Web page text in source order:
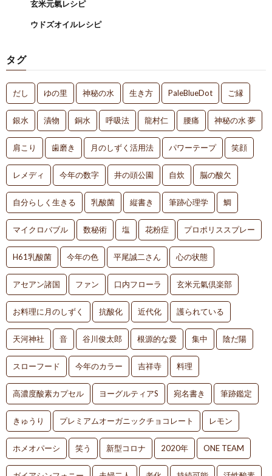
玄米元氣レシピ
ウドズオイルレシピ
タグ
だし ゆの里 神秘の水 生き方 PaleBlueDot ご縁
銀水 漬物 銅水 呼吸法 龍村仁 腰痛 神秘の水 夢
肩こり 歯磨き 月のしずく活用法 パワーテープ 笑顔
レメディ 今年の数字 井の頭公園 自炊 脳の酸欠
自分らしく生きる 乳酸菌 縦書き 筆跡心理学 鯛
マイクロバブル 数秘術 塩 花粉症 プロポリススプレー
H61乳酸菌 今年の色 平尾誠二さん 心の状態
アセアン諸国 ファン 口内フローラ 玄米元氣倶楽部
お料理に月のしずく 抗酸化 近代化 護られている
天河神社 音 谷川俊太郎 根源的な愛 集中 陰だ陽
スローフード 今年のカラー 吉祥寺 料理
高濃度酸素カプセル ヨーグルティアS 宛名書き 筆跡鑑定
きゅうり プレミアムオーガニックチョコレート レモン
ホメオパーシ 笑う 新型コロナ 2020年 ONE TEAM